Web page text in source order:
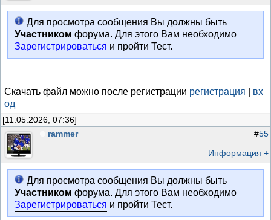
Для просмотра сообщения Вы должны быть
Участником форума. Для этого Вам необходимо
Зарегистрироваться и пройти Тест.
Скачать файл можно после регистрации регистрация
вх
од
[11.05.2026, 07:36]
rammer
#55
Информация +
Для просмотра сообщения Вы должны быть
Участником форума. Для этого Вам необходимо
Зарегистрироваться и пройти Тест.